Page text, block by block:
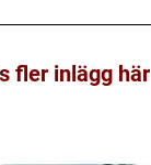
fler inlägg här